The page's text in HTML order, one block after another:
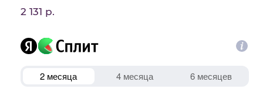
2 131 р.